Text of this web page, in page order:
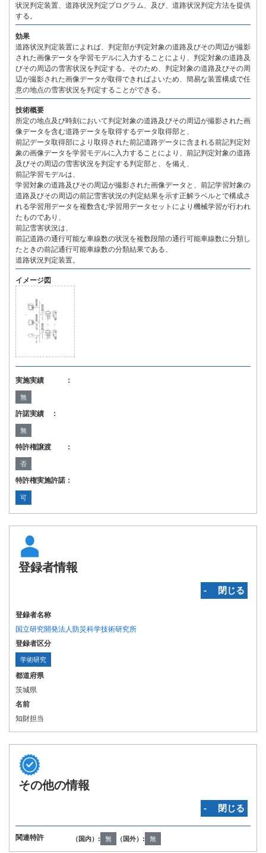
状況判定装置、道路状況判定プログラム、及び、道路状況判定方法を提供
する。
効果
道路状況判定装置によれば、判定部が判定対象の道路及びその周辺が撮影
された画像データを学習モデルに入力することにより、判定対象の道路及
びその周辺の雪害状況を判定する。そのため、判定対象の道路及びその周
辺が撮影された画像データが取得できればよいため、簡易な装置構成で任
意の地点の雪害状況を判定することができる。
技術概要
所定の地点及び時刻において判定対象の道路及びその周辺が撮影された画
像データを含む道路データを取得するデータ取得部と、
前記データ取得部により取得された前記道路データに含まれる前記判定対
象の画像データを学習モデルに入力することにより、前記判定対象の道路
及びその周辺の雪害状況を判定する判定部と、を備え、
前記学習モデルは、
学習対象の道路及びその周辺が撮影された画像データと、前記学習対象の
道路及びその周辺の前記雪害状況の判定結果を示す正解ラベルとで構成さ
れる学習用データを複数含む学習用データセットにより機械学習が行われ
たものであり、
前記雪害状況は、
前記道路の通行可能な車線数の状況を複数段階の通行可能車線数に分類し
たときの前記通行可能車線数の分類結果である、
道路状況判定装置。
イメージ図
実施実績 ：
無
許諾実績 ：
無
特許権譲渡 ：
否
特許権実施許諾：
可
登録者情報
‐ 閉じる
登録者名称
国立研究開発法人防災科学技術研究所
登録者区分
学術研究
都道府県
茨城県
名前
知財担当
その他の情報
‐ 閉じる
関連特許 （国内）: 無 （国外）: 無